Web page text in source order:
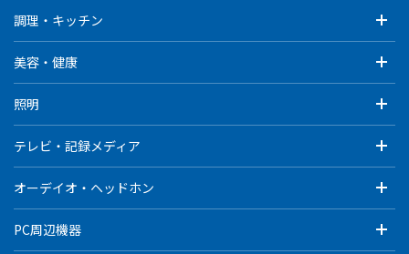
調理・キッチン
美容・健康
照明
テレビ・記録メディア
オーデイオ・ヘッドホン
PC周辺機器